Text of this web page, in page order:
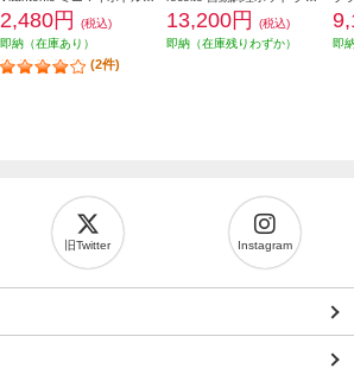
2,480円
(税込)
即納（在庫あり）
(2件)
13,200円
(税込)
即納（在庫残りわずか）
即
旧Twitter Instagram